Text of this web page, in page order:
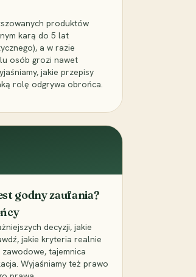
produktów
karą do 5 lat
a w razie
osób grozi nawet
jakie przepisy
rolę odgrywa obrońca.
godny zaufania?
decyzji, jakie
jakie kryteria realnie
tajemnica
Wyjaśniamy też prawo